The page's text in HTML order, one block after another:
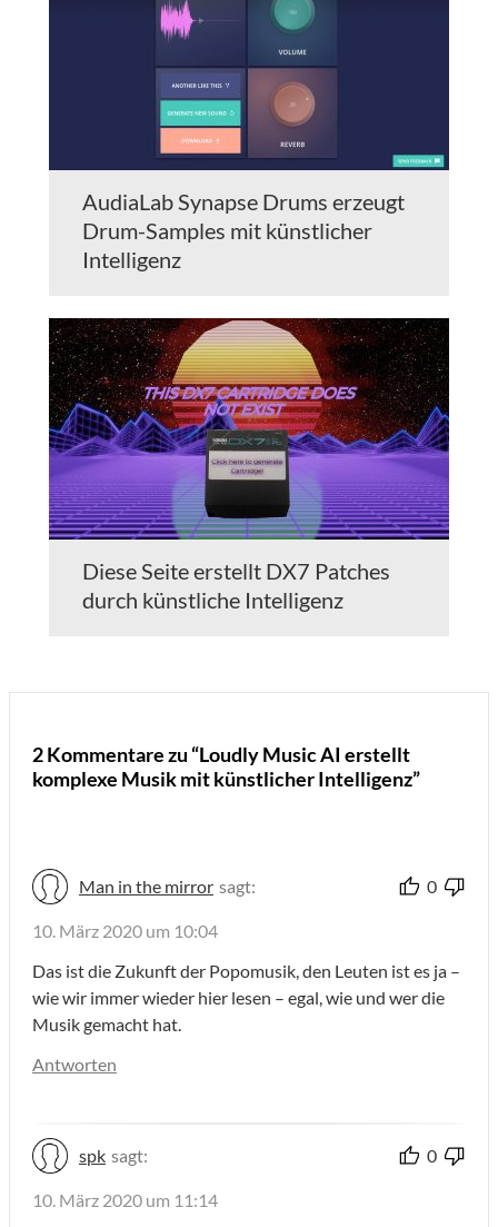
AudiaLab Synapse Drums erzeugt
Drum-Samples mit künstlicher
Intelligenz
Diese Seite erstellt DX7 Patches
durch künstliche Intelligenz
2 Kommentare zu “Loudly Music AI erstellt
komplexe Musik mit künstlicher Intelligenz”
Man in the mirror sagt: 0
10. März 2020 um 10:04
Das ist die Zukunft der Popomusik, den Leuten ist es ja –
wie wir immer wieder hier lesen – egal, wie und wer die
Musik gemacht hat.
Antworten
spk sagt: 0
10. März 2020 um 11:14